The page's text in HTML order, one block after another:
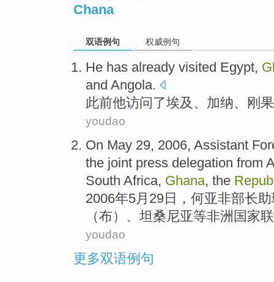
Chana
双语例句 权威例句
He has already visited Egypt,
and Angola.
此前他访问了埃及 、 加纳、 刚果
youdao
On May 29, 2006, Assistant
the joint press delegation from
South Africa, Ghana, the
2006年5月29日 ， 何亚非部长
（布）、 坦桑尼亚等非洲 国家
youdao
更多双语例句